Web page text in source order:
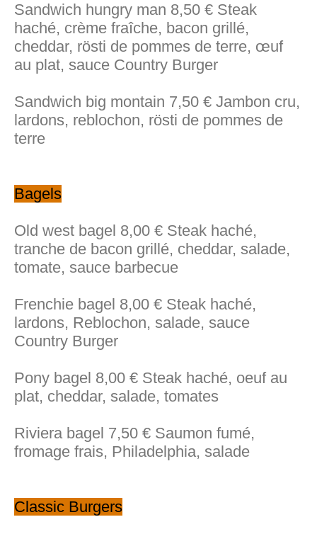
Sandwich hungry man 8,50 € Steak
haché, crème fraîche, bacon grillé,
cheddar, rösti de pommes de terre, œuf
au plat, sauce Country Burger
Sandwich big montain 7,50 € Jambon cru,
lardons, reblochon, rösti de pommes de
terre
Bagels
Old west bagel 8,00 € Steak haché,
tranche de bacon grillé, cheddar, salade,
tomate, sauce barbecue
Frenchie bagel 8,00 € Steak haché,
lardons, Reblochon, salade, sauce
Country Burger
Pony bagel 8,00 € Steak haché, oeuf au
plat, cheddar, salade, tomates
Riviera bagel 7,50 € Saumon fumé,
fromage frais, Philadelphia, salade
Classic Burgers